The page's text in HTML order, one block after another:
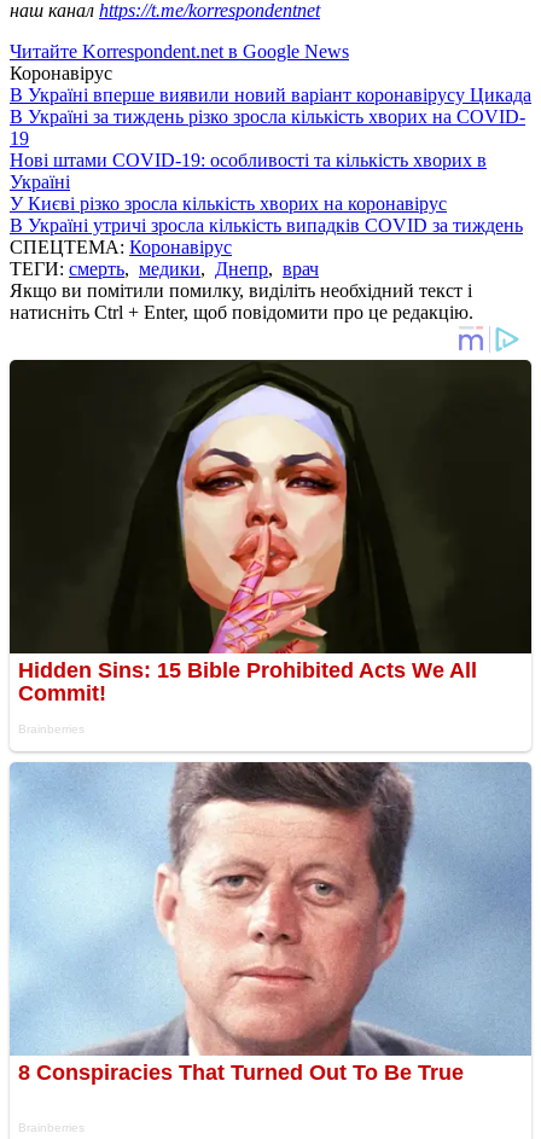
наш канал https://t.me/korrespondentnet
Читайте Korrespondent.net в Google News
Коронавірус
В Україні вперше виявили новий варіант коронавірусу Цикада
В Україні за тиждень різко зросла кількість хворих на COVID-
19
Нові штами COVID-19: особливості та кількість хворих в
Україні
У Києві різко зросла кількість хворих на коронавірус
В Україні утричі зросла кількість випадків COVID за тиждень
СПЕЦТЕМА: Коронавірус
ТЕГИ: смерть, медики, Днепр, врач
Якщо ви помітили помилку, виділіть необхідний текст і
натисніть Ctrl + Enter, щоб повідомити про це редакцію.